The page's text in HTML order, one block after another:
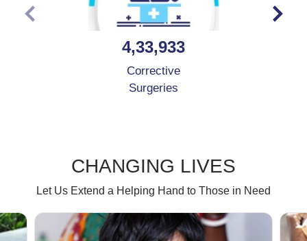
4,33,933
Corrective
Surgeries
CHANGING LIVES
Let Us Extend a Helping Hand to Those in Need